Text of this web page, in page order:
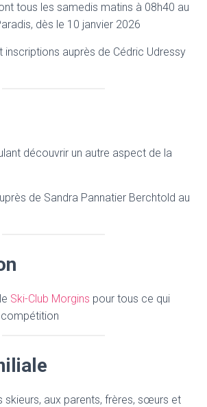
tous les samedis matins à 08h40 au
dès le 10 janvier 2026
inscriptions auprès de Cédric Udressy
découvrir un autre aspect de la
de Sandra Pannatier Berchtold au
Ski-Club Morgins pour tous ce qui
skieurs, aux parents, frères, sœurs et